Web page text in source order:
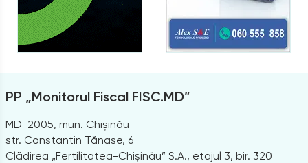
PP „Monitorul Fiscal FISC.MD”
MD-2005, mun. Chișinău
str. Constantin Tănase, 6
Clădirea „Fertilitatea-Chișinău” S.A., etajul 3, bir. 320